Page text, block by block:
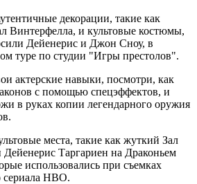
декорации, такие как
Винтерфелла, и культовые костюмы,
Дейенерис и Джон Сноу, в
туре по студии "Игры престолов".
актерские навыки, посмотри, как
с помощью спецэффектов, и
в руках копии легендарного оружия
места, такие как жуткий Зал
Таргариен на Драконьем
использовались при съемках
сериала HBO.